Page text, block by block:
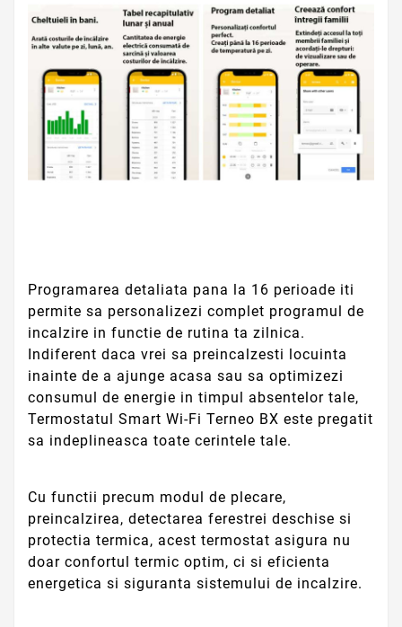
Programarea detaliata pana la 16 perioade iti
permite sa personalizezi complet programul de
incalzire in functie de rutina ta zilnica.
Indiferent daca vrei sa preincalzesti locuinta
inainte de a ajunge acasa sau sa optimizezi
consumul de energie in timpul absentelor tale,
Termostatul Smart Wi-Fi Terneo BX este pregatit
sa indeplineasca toate cerintele tale.
Cu functii precum modul de plecare,
preincalzirea, detectarea ferestrei deschise si
protectia termica, acest termostat asigura nu
doar confortul termic optim, ci si eficienta
energetica si siguranta sistemului de incalzire.